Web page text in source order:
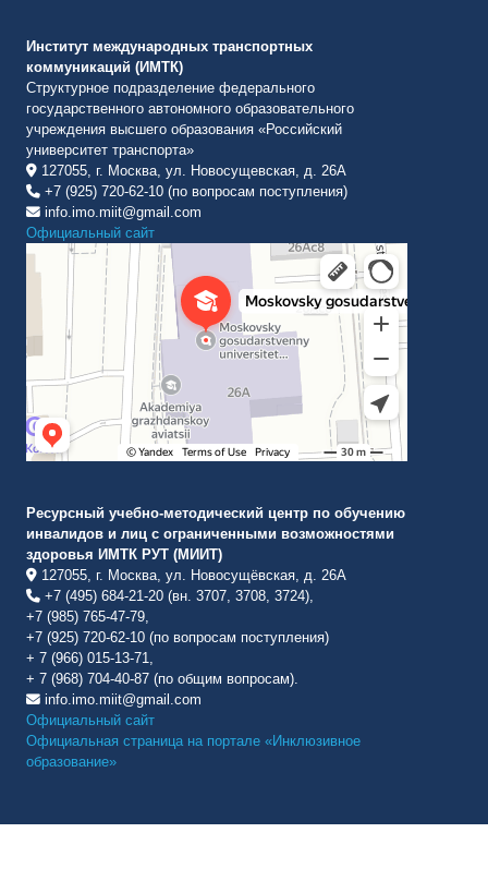
Институт международных транспортных
коммуникаций (ИМТК)
Структурное подразделение федерального
государственного автономного образовательного
учреждения высшего образования «Российский
университет транспорта»
127055, г. Москва, ул. Новосущевская, д. 26А
+7 (925) 720-62-10 (по вопросам поступления)
info.imo.miit@gmail.com
Официальный сайт
Институт международных транспортных коммуникаций Рут
ВУЗ в Москве
Ресурсный учебно-методический центр по обучению
инвалидов и лиц с ограниченными возможностями
здоровья ИМТК РУТ (МИИТ)
127055, г. Москва, ул. Новосущёвская, д. 26А
+7 (495) 684-21-20 (вн. 3707, 3708, 3724),
+7 (985) 765-47-79,
+7 (925) 720-62-10 (по вопросам поступления)
+ 7 (966) 015-13-71,
+ 7 (968) 704-40-87 (по общим вопросам).
info.imo.miit@gmail.com
Официальный сайт
Официальная страница на портале «Инклюзивное
образование»